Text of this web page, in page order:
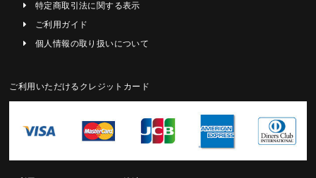
特定商取引法に関する表示
ご利用ガイド
個人情報の取り扱いについて
ご利用いただけるクレジットカード